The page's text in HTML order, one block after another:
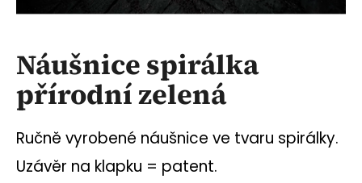
Náušnice spirálka
přírodní zelená
Ručně vyrobené náušnice ve tvaru spirálky.
Uzávěr na klapku = patent.
a
í
t
?